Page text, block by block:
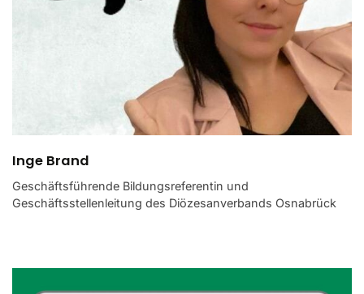
Inge Brand
Geschäftsführende Bildungsreferentin und
Geschäftsstellenleitung des Diözesanverbands Osnabrück